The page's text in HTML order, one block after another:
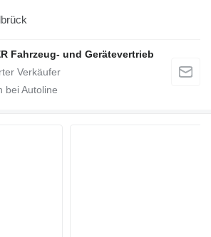
Fahrzeug- und Gerätevertrieb
bei Autoline